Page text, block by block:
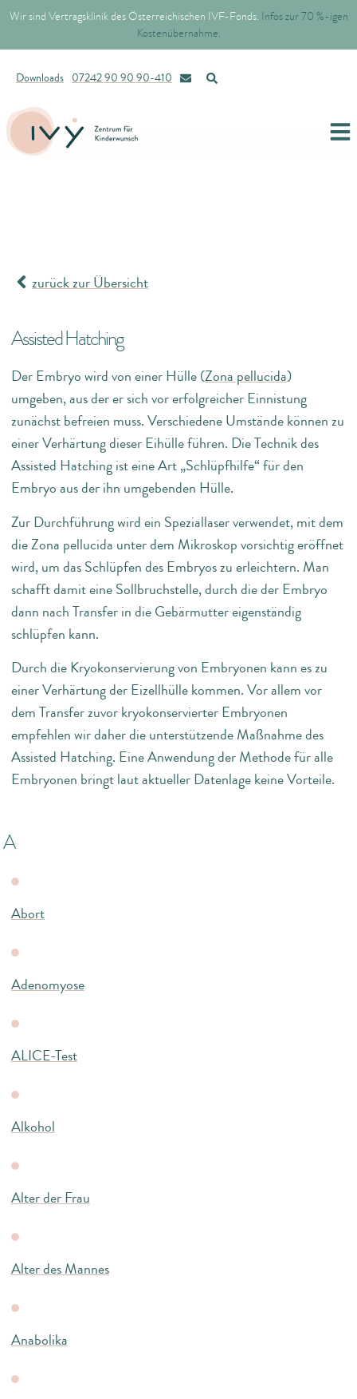
Wir sind Vertragsklinik des Österreichischen IVF-Fonds. Infos zur 70 %-igen
Kostenübernahme.
Downloads 07242 90 90 90-410
zurück zur Übersicht
Assisted Hatching
Der Embryo wird von einer Hülle (Zona pellucida)
umgeben, aus der er sich vor erfolgreicher Einnistung
zunächst befreien muss. Verschiedene Umstände können zu
einer Verhärtung dieser Eihülle führen. Die Technik des
Assisted Hatching ist eine Art „Schlüpfhilfe“ für den
Embryo aus der ihn umgebenden Hülle.
Zur Durchführung wird ein Speziallaser verwendet, mit dem
die Zona pellucida unter dem Mikroskop vorsichtig eröffnet
wird, um das Schlüpfen des Embryos zu erleichtern. Man
schafft damit eine Sollbruchstelle, durch die der Embryo
dann nach Transfer in die Gebärmutter eigenständig
schlüpfen kann.
Durch die Kryokonservierung von Embryonen kann es zu
einer Verhärtung der Eizellhülle kommen. Vor allem vor
dem Transfer zuvor kryokonservierter Embryonen
empfehlen wir daher die unterstützende Maßnahme des
Assisted Hatching. Eine Anwendung der Methode für alle
Embryonen bringt laut aktueller Datenlage keine Vorteile.
A
Abort
Adenomyose
ALICE-Test
Alkohol
Alter der Frau
Alter des Mannes
Anabolika